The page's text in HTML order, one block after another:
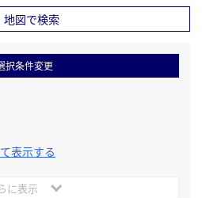
地図で検索
択条件変更
表示する
に表示